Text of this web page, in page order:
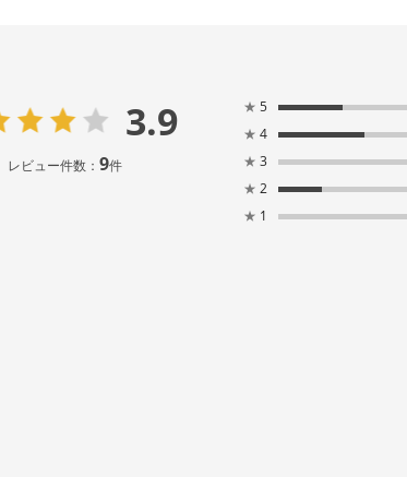
3.9
レビュー件数： 9件
★ 5
★ 4
★ 3
★ 2
★ 1